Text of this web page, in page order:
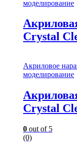
моделирование
Crystal
Акриловое
моделирование
Crystal
0 out of 5
(0)